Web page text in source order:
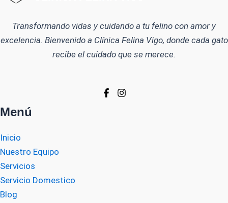
Transformando vidas y cuidando a tu felino con amor y
excelencia. Bienvenido a Clínica Felina Vigo, donde cada gato
recibe el cuidado que se merece.
Menú
Inicio
Nuestro Equipo
Servicios
Servicio Domestico
Blog